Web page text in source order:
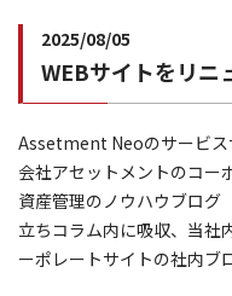
2025/08/05
WEBサイトをリニ
Assetment Neoのサービス
会社アセットメントのコー
資産管理のノウハウブログ
立ちコラム内に吸収、当社
ーポレートサイトの社内ブ